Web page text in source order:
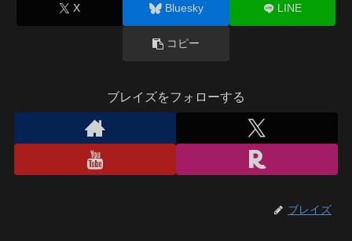
X Bluesky LINE
コピー
ブレイズをフォローする
ブレイズ